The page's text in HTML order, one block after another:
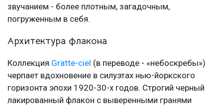
звучанием - более плотным, загадочным,
погруженным в себя.
Архитектура флакона
Коллекция Gratte-ciel (в переводе - «небоскребы»)
черпает вдохновение в силуэтах нью-йоркского
горизонта эпохи 1920-30-х годов. Строгий черный
лакированный флакон с выверенными гранями